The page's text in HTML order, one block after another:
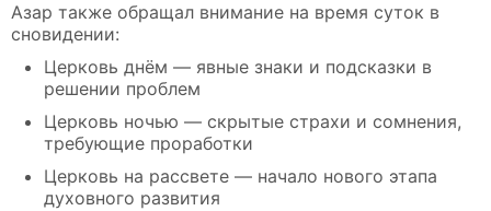
Азар также обращал внимание на время суток в
сновидении:
Церковь днём — явные знаки и подсказки в
решении проблем
Церковь ночью — скрытые страхи и сомнения,
требующие проработки
Церковь на рассвете — начало нового этапа
духовного развития